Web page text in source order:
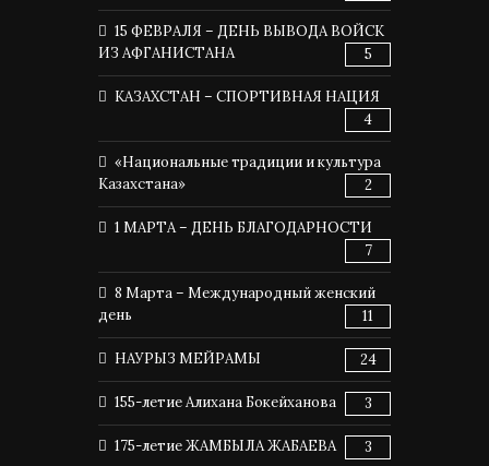
15 ФЕВРАЛЯ – ДЕНЬ ВЫВОДА ВОЙСК
ИЗ АФГАНИСТАНА
5
КАЗАХСТАН – СПОРТИВНАЯ НАЦИЯ
4
«Национальные традиции и культура
Казахстана»
2
1 МАРТА – ДЕНЬ БЛАГОДАРНОСТИ
7
8 Марта – Международный женский
день
11
НАУРЫЗ МЕЙРАМЫ 24
155-летие Алихана Бокейханова 3
175-летие ЖАМБЫЛА ЖАБАЕВА 3